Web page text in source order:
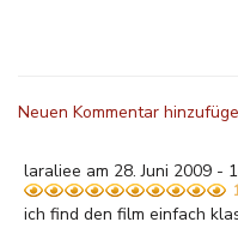
Neuen Kommentar
laraliee am 28. Juni 2009 -
ich find den film einfach